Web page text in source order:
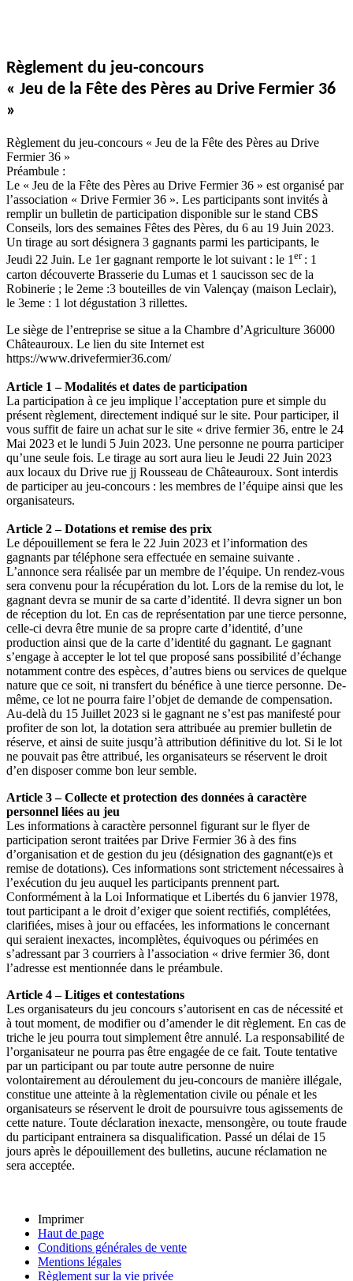
Règlement du jeu-concours
« Jeu de la Fête des Pères au Drive Fermier 36
»
Règlement du jeu-concours « Jeu de la Fête des Pères au Drive
Fermier 36 »
Préambule :
Le « Jeu de la Fête des Pères au Drive Fermier 36 » est organisé par
l’association « Drive Fermier 36 ». Les participants sont invités à
remplir un bulletin de participation disponible sur le stand CBS
Conseils, lors des semaines Fêtes des Pères, du 6 au 19 Juin 2023.
Un tirage au sort désignera 3 gagnants parmi les participants, le
Jeudi 22 Juin. Le 1er gagnant remporte le lot suivant : le 1er : 1
carton découverte Brasserie du Lumas et 1 saucisson sec de la
Robinerie ; le 2eme :3 bouteilles de vin Valençay (maison Leclair),
le 3eme : 1 lot dégustation 3 rillettes.
Le siège de l’entreprise se situe a la Chambre d’Agriculture 36000
Châteauroux. Le lien du site Internet est
https://www.drivefermier36.com/
Article 1 – Modalités et dates de participation
La participation à ce jeu implique l’acceptation pure et simple du
présent règlement, directement indiqué sur le site. Pour participer, il
vous suffit de faire un achat sur le site « drive fermier 36, entre le 24
Mai 2023 et le lundi 5 Juin 2023. Une personne ne pourra participer
qu’une seule fois. Le tirage au sort aura lieu le Jeudi 22 Juin 2023
aux locaux du Drive rue jj Rousseau de Châteauroux. Sont interdis
de participer au jeu-concours : les membres de l’équipe ainsi que les
organisateurs.
Article 2 – Dotations et remise des prix
Le dépouillement se fera le 22 Juin 2023 et l’information des
gagnants par téléphone sera effectuée en semaine suivante .
L’annonce sera réalisée par un membre de l’équipe. Un rendez-vous
sera convenu pour la récupération du lot. Lors de la remise du lot, le
gagnant devra se munir de sa carte d’identité. Il devra signer un bon
de réception du lot. En cas de représentation par une tierce personne,
celle-ci devra être munie de sa propre carte d’identité, d’une
production ainsi que de la carte d’identité du gagnant. Le gagnant
s’engage à accepter le lot tel que proposé sans possibilité d’échange
notamment contre des espèces, d’autres biens ou services de quelque
nature que ce soit, ni transfert du bénéfice à une tierce personne. De-
même, ce lot ne pourra faire l’objet de demande de compensation.
Au-delà du 15 Juillet 2023 si le gagnant ne s’est pas manifesté pour
profiter de son lot, la dotation sera attribuée au premier bulletin de
réserve, et ainsi de suite jusqu’à attribution définitive du lot. Si le lot
ne pouvait pas être attribué, les organisateurs se réservent le droit
d’en disposer comme bon leur semble.
Article 3 – Collecte et protection des données à caractère
personnel liées au jeu
Les informations à caractère personnel figurant sur le flyer de
participation seront traitées par Drive Fermier 36 à des fins
d’organisation et de gestion du jeu (désignation des gagnant(e)s et
remise de dotations). Ces informations sont strictement nécessaires à
l’exécution du jeu auquel les participants prennent part.
Conformément à la Loi Informatique et Libertés du 6 janvier 1978,
tout participant a le droit d’exiger que soient rectifiés, complétées,
clarifiées, mises à jour ou effacées, les informations le concernant
qui seraient inexactes, incomplètes, équivoques ou périmées en
s’adressant par 3 courriers à l’association « drive fermier 36, dont
l’adresse est mentionnée dans le préambule.
Article 4 – Litiges et contestations
Les organisateurs du jeu concours s’autorisent en cas de nécessité et
à tout moment, de modifier ou d’amender le dit règlement. En cas de
triche le jeu pourra tout simplement être annulé. La responsabilité de
l’organisateur ne pourra pas être engagée de ce fait. Toute tentative
par un participant ou par toute autre personne de nuire
volontairement au déroulement du jeu-concours de manière illégale,
constitue une atteinte à la règlementation civile ou pénale et les
organisateurs se réservent le droit de poursuivre tous agissements de
cette nature. Toute déclaration inexacte, mensongère, ou toute fraude
du participant entrainera sa disqualification. Passé un délai de 15
jours après le dépouillement des bulletins, aucune réclamation ne
sera acceptée.
Imprimer
Haut de page
Conditions générales de vente
Mentions légales
Règlement sur la vie privée